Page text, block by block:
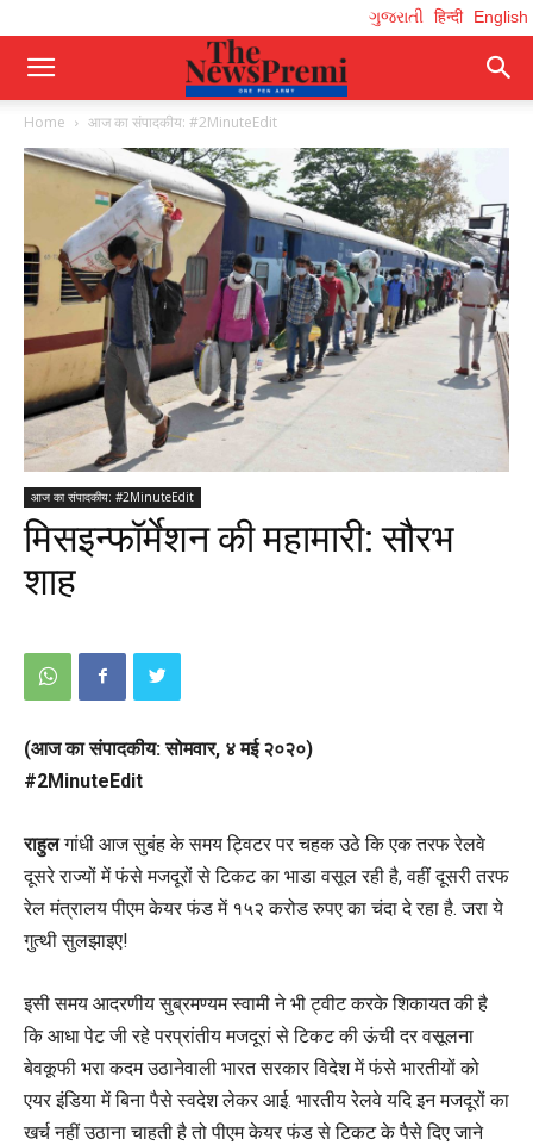
ગુજરાતી हिन्दी English
Home आज का संपादकीय: #2MinuteEdit
आज का संपादकीय: #2MinuteEdit
मिसइन्फॉर्मेशन की महामारी: सौरभ
शाह
(आज का संपादकीय: सोमवार, ४ मई २०२०)
#2MinuteEdit
राहुलगांधी आज सुबंह के समय ट्विटर पर चहक उठे कि एक तरफ रेलवे
दूसरे राज्यों में फंसे मजदूरों से टिकट का भाडा वसूल रही है, वहीं दूसरी तरफ
रेल मंत्रालय पीएम केयर फंड में १५२ करोड रुपए का चंदा दे रहा है. जरा ये
गुत्थी सुलझाइए!
इसी समय आदरणीय सुब्रमण्यम स्वामी ने भी ट्वीट करके शिकायत की है
कि आधा पेट जी रहे परप्रांतीय मजदूरां से टिकट की ऊंची दर वसूलना
बेवकूफी भरा कदम उठानेवाली भारत सरकार विदेश में फंसे भारतीयों को
एयर इंडिया में बिना पैसे स्वदेश लेकर आई. भारतीय रेलवे यदि इन मजदूरों का
खर्च नहीं उठाना चाहती है तो पीएम केयर फंड से टिकट के पैसे दिए जाने